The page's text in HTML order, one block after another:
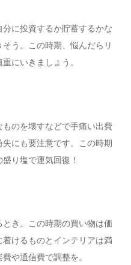
に投資するか貯蓄するかな
う。この時期、悩んだらリ
にいきましょう。
のを壊すなどで手痛い出費
にも要注意です。この時期
り塩で運気回復！
き。この時期の買い物は価
けるものとインテリアは満
や通信費で調整を。